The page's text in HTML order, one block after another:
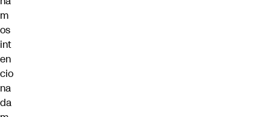
m
os
int
en
cio
na
da